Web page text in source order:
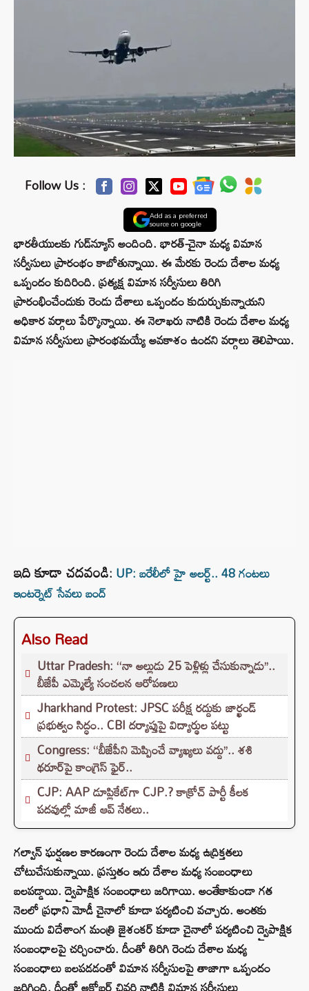
Follow Us :
Add as a preferred
source on google
భారతీయులకు గుడ్‌న్యూస్ అందింది. భారత్-చైనా మధ్య విమాన
సర్వీసులు ప్రారంభం కాబోతున్నాయి. ఈ మేరకు రెండు దేశాల మధ్య
ఒప్పందం కుదిరింది. ప్రత్యక్ష విమాన సర్వీసులు తిరిగి
ప్రారంభించేందుకు రెండు దేశాలు ఒప్పందం కుదుర్చుకున్నాయని
అధికార వర్గాలు పేర్కొన్నాయి. ఈ నెలాఖరు నాటికి రెండు దేశాల మధ్య
విమాన సర్వీసులు ప్రారంభమయ్యే అవకాశం ఉందని వర్గాలు తెలిపాయి.
ఇది కూడా చదవండి: UP: బరేలీలో హై అలర్ట్.. 48 గంటలు
ఇంటర్నెట్ సేవలు బంద్
Also Read
Uttar Pradesh: ‘‘నా అల్లుడు 25 పెళ్లిళ్లు చేసుకున్నాడు’’..
బీజేపీ ఎమ్మెల్యే సంచలన ఆరోపణలు
Jharkhand Protest: JPSC పరీక్ష రద్దుకు జార్ఖండ్
ప్రభుత్వం సిద్ధం.. CBI దర్యాప్తుపై విద్యార్థుల పట్టు
Congress: ‘‘బీజేపీని మెప్పించే వ్యాఖ్యలు వద్దు’’.. శశి
థరూర్‌పై కాంగ్రెస్ ఫైర్..
CJP: AAP డూప్లికేట్‌గా CJP.? కాక్రోచ్ పార్టీ కీలక
పదవుల్లో మాజీ ఆప్ నేతలు..
గల్వాన్ ఘర్షణల కారణంగా రెండు దేశాల మధ్య ఉద్రిక్తతలు
చోటుచేసుకున్నాయి. ప్రస్తుతం ఇరు దేశాల మధ్య సంబంధాలు
బలపడ్డాయి. ద్వైపాక్షిక సంబంధాలు జరిగాయి. అంతేకాకుండా గత
నెలలో ప్రధాని మోడీ చైనాలో కూడా పర్యటించి వచ్చారు. అంతకు
ముందు విదేశాంగ మంత్రి జైశంకర్ కూడా చైనాలో పర్యటించి ద్వైపాక్షిక
సంబంధాలపై చర్చించారు. దీంతో తిరిగి రెండు దేశాల మధ్య
సంబంధాలు బలపడడంతో విమాన సర్వీసులపై తాజాగా ఒప్పందం